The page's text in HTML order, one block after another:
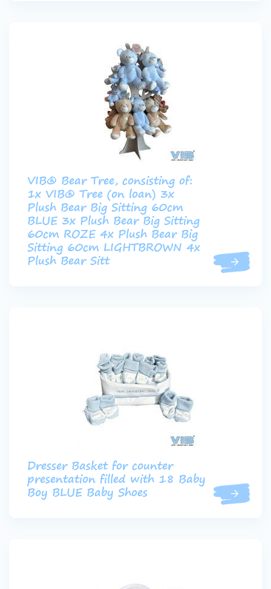
VIB® Bear Tree, consisting of:
1x VIB® Tree (on loan) 3x
Plush Bear Big Sitting 60cm
BLUE 3x Plush Bear Big Sitting
60cm ROZE 4x Plush Bear Big
Sitting 60cm LIGHTBROWN 4x
Plush Bear Sitt
Dresser Basket for counter
presentation filled with 18 Baby
Boy BLUE Baby Shoes